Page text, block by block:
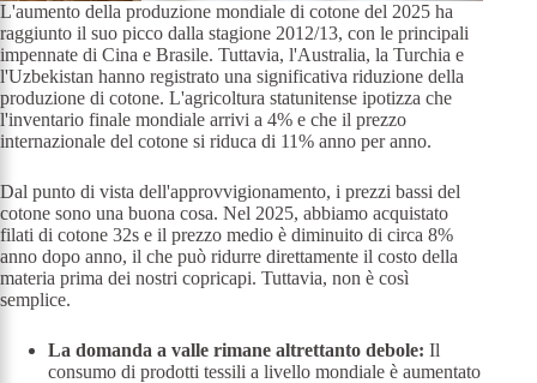
L'aumento della produzione mondiale di cotone del 2025 ha
raggiunto il suo picco dalla stagione 2012/13, con le principali
impennate di Cina e Brasile. Tuttavia, l'Australia, la Turchia e
l'Uzbekistan hanno registrato una significativa riduzione della
produzione di cotone. L'agricoltura statunitense ipotizza che
l'inventario finale mondiale arrivi a 4% e che il prezzo
internazionale del cotone si riduca di 11% anno per anno.
Dal punto di vista dell'approvvigionamento, i prezzi bassi del
cotone sono una buona cosa. Nel 2025, abbiamo acquistato
filati di cotone 32s e il prezzo medio è diminuito di circa 8%
anno dopo anno, il che può ridurre direttamente il costo della
materia prima dei nostri copricapi. Tuttavia, non è così
semplice.
La domanda a valle rimane altrettanto debole: Il
consumo di prodotti tessili a livello mondiale è aumentato